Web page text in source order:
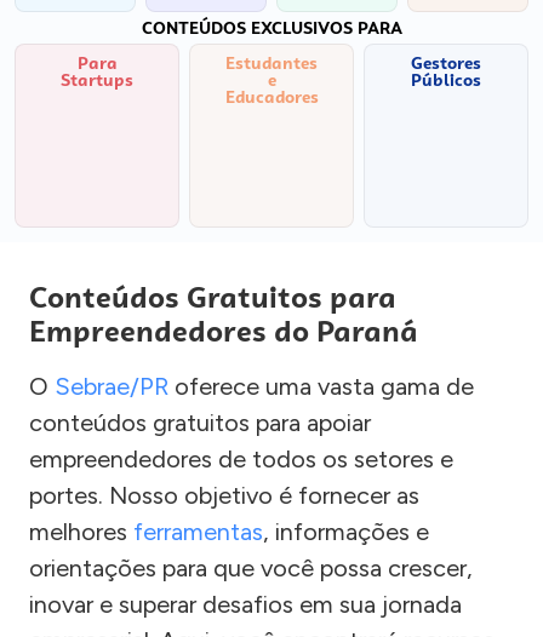
CONTEÚDOS EXCLUSIVOS PARA
Para
Startups
Estudantes
e
Educadores
Gestores
Públicos
Conteúdos Gratuitos para
Empreendedores do Paraná
O Sebrae/PR oferece uma vasta gama de
conteúdos gratuitos para apoiar
empreendedores de todos os setores e
portes. Nosso objetivo é fornecer as
melhores ferramentas, informações e
orientações para que você possa crescer,
inovar e superar desafios em sua jornada